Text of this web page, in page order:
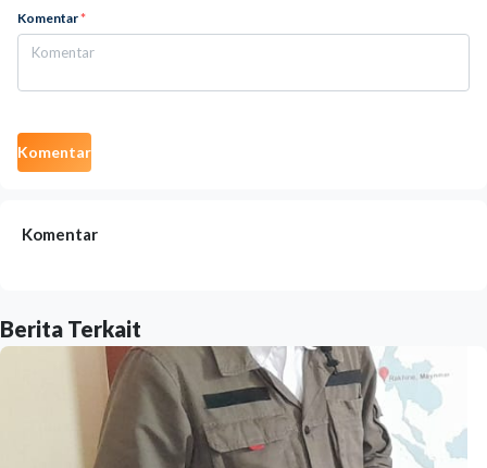
Komentar*
Komentar
Komentar
Berita Terkait